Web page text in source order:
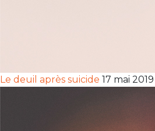
Le deuil après suicide 17 mai 2019